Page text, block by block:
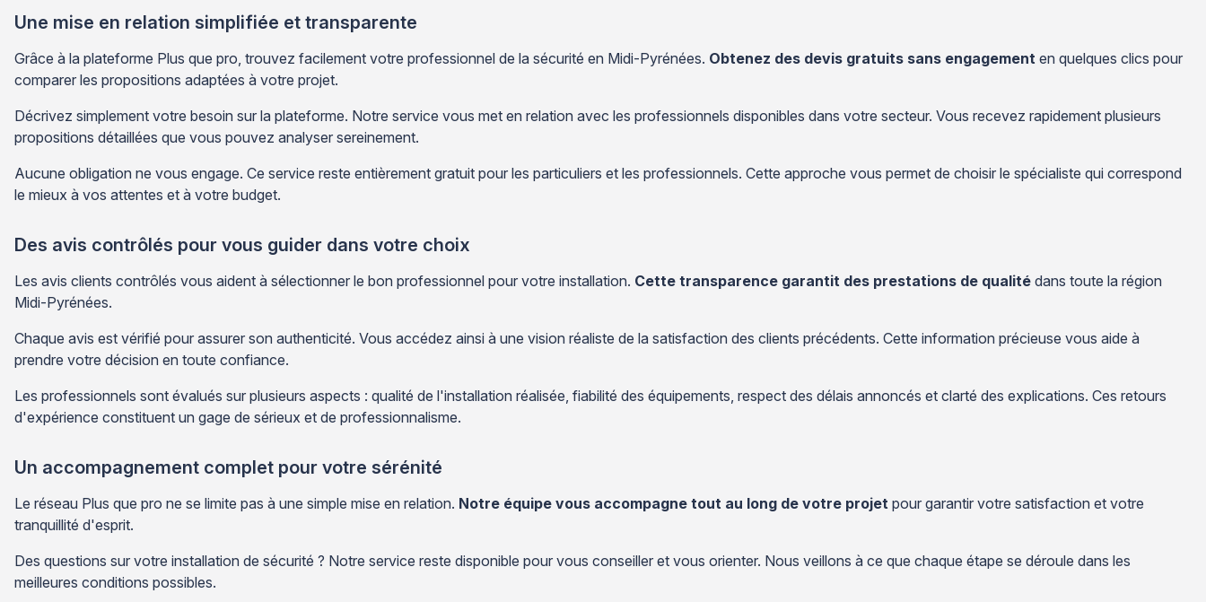
Une mise en relation simplifiée et transparente
Grâce à la plateforme Plus que pro, trouvez facilement votre professionnel de la sécurité en Midi-Pyrénées. Obtenez des devis gratuits sans engagement en quelques clics pour
comparer les propositions adaptées à votre projet.
Décrivez simplement votre besoin sur la plateforme. Notre service vous met en relation avec les professionnels disponibles dans votre secteur. Vous recevez rapidement plusieurs
propositions détaillées que vous pouvez analyser sereinement.
Aucune obligation ne vous engage. Ce service reste entièrement gratuit pour les particuliers et les professionnels. Cette approche vous permet de choisir le spécialiste qui correspond
le mieux à vos attentes et à votre budget.
Des avis contrôlés pour vous guider dans votre choix
Les avis clients contrôlés vous aident à sélectionner le bon professionnel pour votre installation. Cette transparence garantit des prestations de qualité dans toute la région
Midi-Pyrénées.
Chaque avis est vérifié pour assurer son authenticité. Vous accédez ainsi à une vision réaliste de la satisfaction des clients précédents. Cette information précieuse vous aide à
prendre votre décision en toute confiance.
Les professionnels sont évalués sur plusieurs aspects : qualité de l'installation réalisée, fiabilité des équipements, respect des délais annoncés et clarté des explications. Ces retours
d'expérience constituent un gage de sérieux et de professionnalisme.
Un accompagnement complet pour votre sérénité
Le réseau Plus que pro ne se limite pas à une simple mise en relation. Notre équipe vous accompagne tout au long de votre projet pour garantir votre satisfaction et votre
tranquillité d'esprit.
Des questions sur votre installation de sécurité ? Notre service reste disponible pour vous conseiller et vous orienter. Nous veillons à ce que chaque étape se déroule dans les
meilleures conditions possibles.